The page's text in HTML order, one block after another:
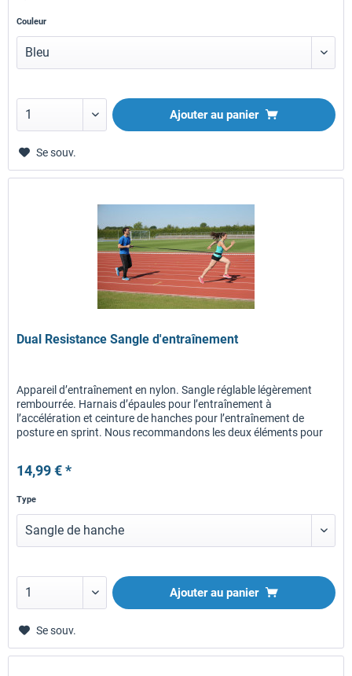
Couleur
Ajouter au panier
Se souv.
Dual Resistance Sangle d'entraînement
Appareil d’entraînement en nylon. Sangle réglable légèrement
rembourrée. Harnais d’épaules pour l’entraînement à
l’accélération et ceinture de hanches pour l’entraînement de
posture en sprint. Nous recommandons les deux éléments pour
14,99 € *
Type
Ajouter au panier
Se souv.